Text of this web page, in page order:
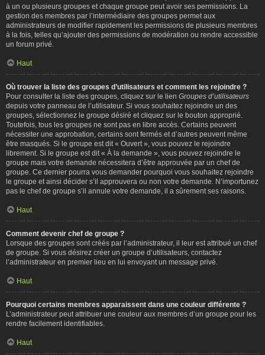
à un ou plusieurs groupes et chaque groupe peut avoir ses permissions. La
gestion des membres par l’intermédiaire des groupes permet aux
administrateurs de modifier rapidement les permissions de plusieurs membres
à la fois, telles qu’ajouter des permissions de modération ou rendre accessible
un forum privé.
Haut
Où trouver la liste des groupes d’utilisateurs et comment les rejoindre ?
Pour consulter la liste des groupes, cliquez sur le lien Groupes d’utilisateurs
depuis votre panneau de l’utilisateur. Si vous souhaitez rejoindre un des
groupes, sélectionnez le groupe désiré et cliquez sur le bouton approprié.
Toutefois, tous les groupes ne sont pas en libre accès. Certains peuvent
nécessiter une approbation, certains sont fermés et d’autres peuvent même
être masqués. Si le groupe est dit « Ouvert », vous pouvez le rejoindre
librement. Si le groupe est dit « À la demande », vous pouvez rejoindre le
groupe mais votre demande nécessitera d’être approuvée par un chef de
groupe. Ce dernier pourra vous demander pourquoi vous souhaitez rejoindre
le groupe et ainsi décider s’il approuvera ou non votre demande. N’importunez
pas le chef de groupe s’il annule votre demande, il a sûrement ses raisons.
Haut
Comment devenir chef de groupe ?
Lorsque des groupes sont créés par l’administrateur, il leur est attribué un chef
de groupe. Si vous désirez créer un groupe d’utilisateurs, contactez
l’administrateur en premier lieu en lui envoyant un message privé.
Haut
Pourquoi certains membres apparaissent dans une couleur différente ?
L’administrateur peut attribuer une couleur aux membres d’un groupe pour les
rendre facilement identifiables.
Haut